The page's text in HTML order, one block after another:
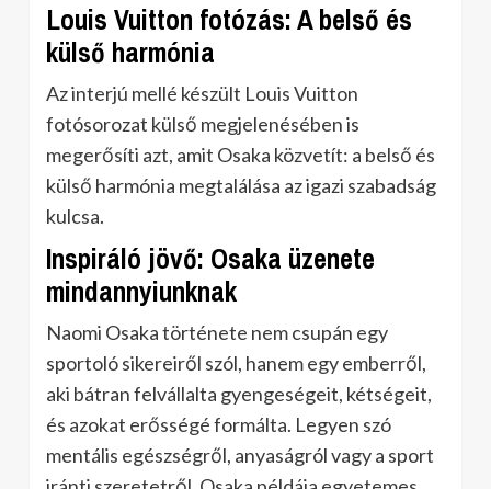
Louis Vuitton fotózás: A belső és
külső harmónia
Az interjú mellé készült Louis Vuitton
fotósorozat külső megjelenésében is
megerősíti azt, amit Osaka közvetít: a belső és
külső harmónia megtalálása az igazi szabadság
kulcsa.
Inspiráló jövő: Osaka üzenete
mindannyiunknak
Naomi Osaka története nem csupán egy
sportoló sikereiről szól, hanem egy emberről,
aki bátran felvállalta gyengeségeit, kétségeit,
és azokat erősségé formálta. Legyen szó
mentális egészségről, anyaságról vagy a sport